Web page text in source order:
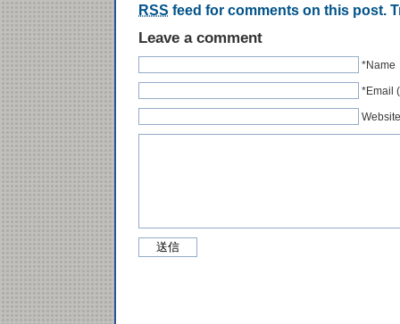
RSS feed for comments on this post.
Leave a comment
*Name
*Email
Website